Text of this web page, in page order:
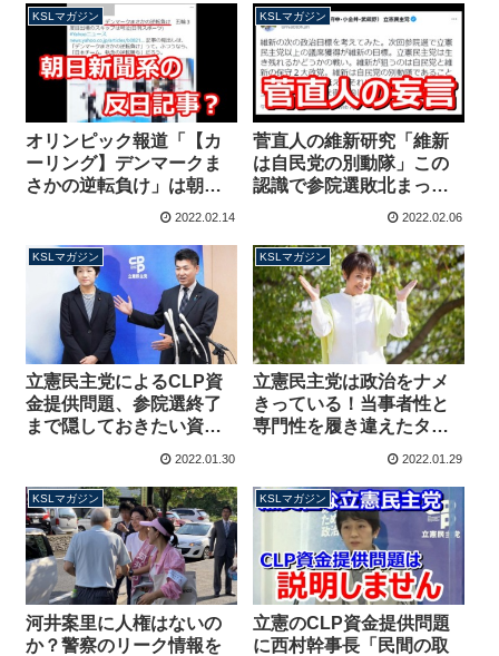
号】
KSLマガジン
オリンピック報道「【カ
ーリング】デンマークま
さかの逆転負け」は朝日
新聞系の反日報道なの
2022.02.14
KSLマガジン
菅直人の維新研究「維新
は自民党の別動隊」この
認識で参院選敗北まっし
ぐら【マガジン157号】
2022.02.06
KSLマガジン
立憲民主党によるCLP資
金提供問題、参院選終了
まで隠しておきたい資金
執行部」発言にカギ【マ
ガジン156号】
2022.01.30
KSLマガジン
立憲民主党は政治をナメ
きっている！当事者性と
専門性を履き違えたタレ
2022.01.29
KSLマガジン
河井案里に人権はないの
か？警察のリーク情報を
KSLマガジン
立憲のCLP資金提供問題
に西村幹事長「民間の取